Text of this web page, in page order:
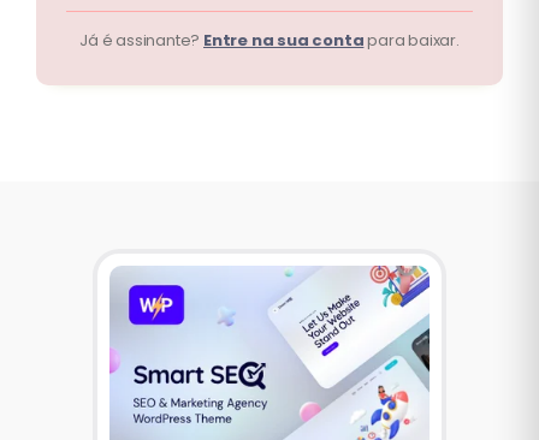
Já é assinante? Entre na sua contapara baixar.